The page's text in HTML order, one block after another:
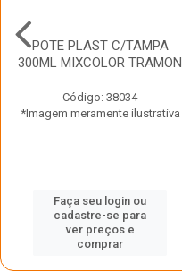
POTE PLAST C/TAMPA
300ML MIXCOLOR TRAMON
Código: 38034
*Imagem meramente ilustrativa
Faça seu login ou
cadastre-se para
ver preços e
comprar